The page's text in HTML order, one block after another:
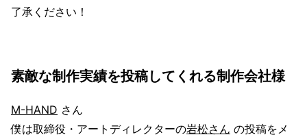
了承ください！
素敵な制作実績を投稿してくれる制作会社様
M-HAND さん
僕は取締役・アートディレクターの岩松さん の投稿をメ